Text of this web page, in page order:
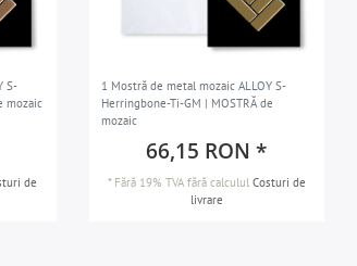
S-
mozaic
de
1 Mostră de metal mozaic ALLOY S-
Herringbone-Ti-GM | MOSTRĂ de
mozaic
66,15 RON *
* Fără 19% TVAfără calculul Costuri de
livrare